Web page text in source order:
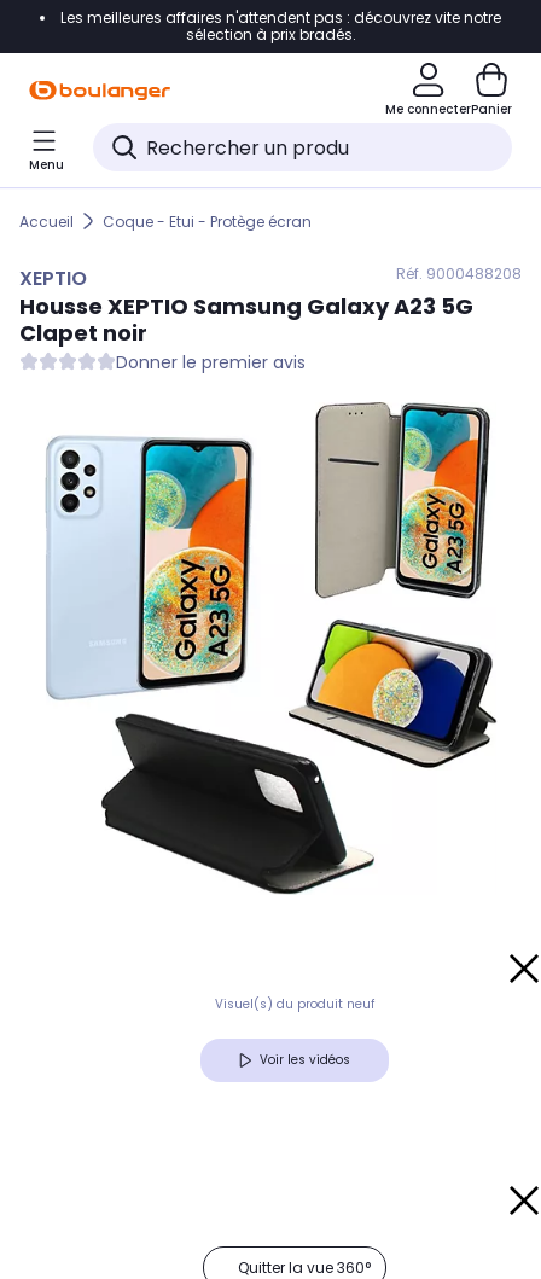
Accéder directement à la navigation
Accéder directement au pied de page
Accéder directement au chatbot
Les meilleures affaires n'attendent pas : découvrez vite notre
sélection à prix bradés.
Me connecterPanier
Menu
Accueil Coque - Etui - Protège écran
XEPTIO Réf. 9000488208
Housse XEPTIO Samsung Galaxy A23 5G
Clapet noir
Donner le premier avis
Visuel(s) du produit neuf
Voir les vidéos
Quitter la vue 360°